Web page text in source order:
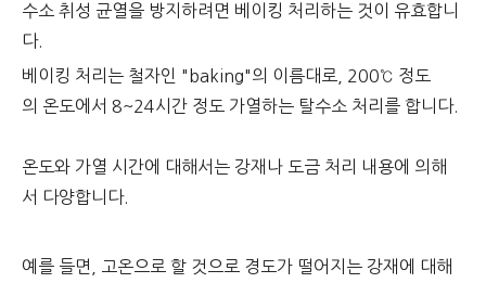
수소 취성 균열을 방지하려면 베이킹 처리하는 것이 유효합니
다.
베이킹 처리는 철자인 "baking"의 이름대로, 200℃ 정도
의 온도에서 8~24시간 정도 가열하는 탈수소 처리를 합니다.
온도와 가열 시간에 대해서는 강재나 도금 처리 내용에 의해
서 다양합니다.
예를 들면, 고온으로 할 것으로 경도가 떨어지는 강재에 대해